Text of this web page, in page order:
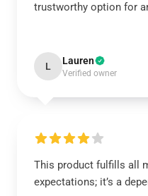
trustworthy option for
L Lauren
Verified owner
This product fulfills all
expectations; it’s a